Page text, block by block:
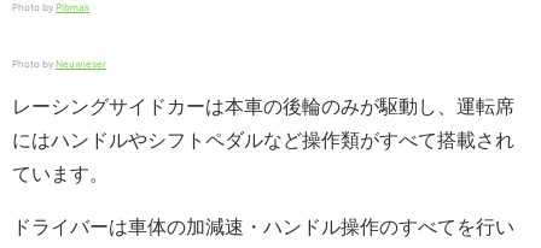
Photo by Plbmak
Photo by Neuwieser
レーシングサイドカーは本車の後輪のみが駆動し、運転席
にはハンドルやシフトペダルなど操作類がすべて搭載され
ています。
ドライバーは車体の加減速・ハンドル操作のすべてを行い